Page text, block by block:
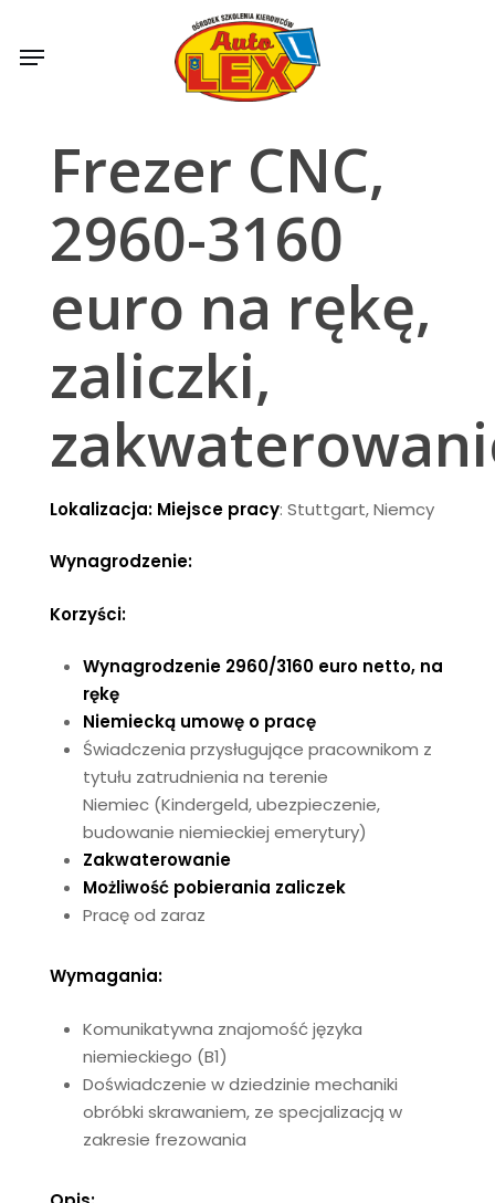
main
Menu
Frezer CNC,
2960-3160
euro na rękę,
zaliczki,
Lokalizacja: Miejsce pracy: Stuttgart, Niemcy
Wynagrodzenie:
Korzyści:
Wynagrodzenie 2960/3160 euro netto, na
rękę
Niemiecką umowę o pracę
Świadczenia przysługujące pracownikom z
tytułu zatrudnienia na terenie
Niemiec (Kindergeld, ubezpieczenie,
budowanie niemieckiej emerytury)
Zakwaterowanie
Możliwość pobierania zaliczek
Pracę od zaraz
Wymagania:
Komunikatywna znajomość języka
niemieckiego (B1)
Doświadczenie w dziedzinie mechaniki
obróbki skrawaniem, ze specjalizacją w
zakresie frezowania